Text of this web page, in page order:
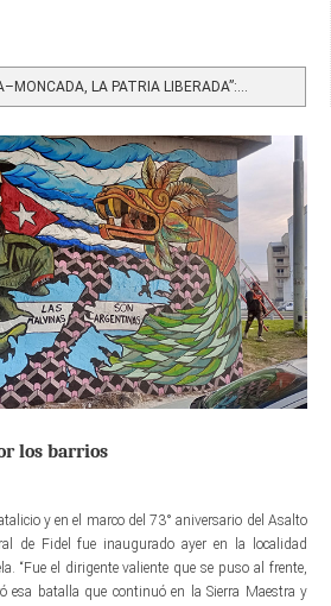
LA PATRIA LIBERADA”:...
los barrios
y en el marco del 73° aniversario del Asalto
de Fidel fue inaugurado ayer en la localidad
“Fue el dirigente valiente que se puso al frente,
esa batalla que continuó en la Sierra Maestra y